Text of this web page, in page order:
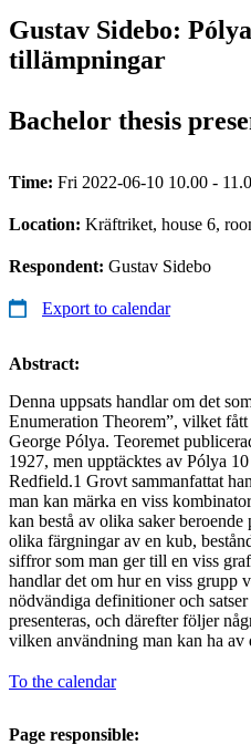
Gustav Sidebo:
tillämpningar
Bachelor thesis
Time: Fri 2022-06-10 10.00 -
Location: Kräftriket, house 6,
Respondent: Gustav Sidebo
Export to calendar
Abstract:
Denna uppsats handlar om det
Enumeration Theorem”, vilket
George Pólya. Teoremet
1927, men upptäcktes av Pólya
Redfield.1 Grovt sammanfattat
man kan märka en viss
kan bestå av olika saker
olika färgningar av en kub,
siffror som man ger till en viss
handlar det om hur en viss grupp
nödvändiga definitioner och
presenteras, och därefter följer
vilken användning man kan ha av
To the calendar
Page responsible: